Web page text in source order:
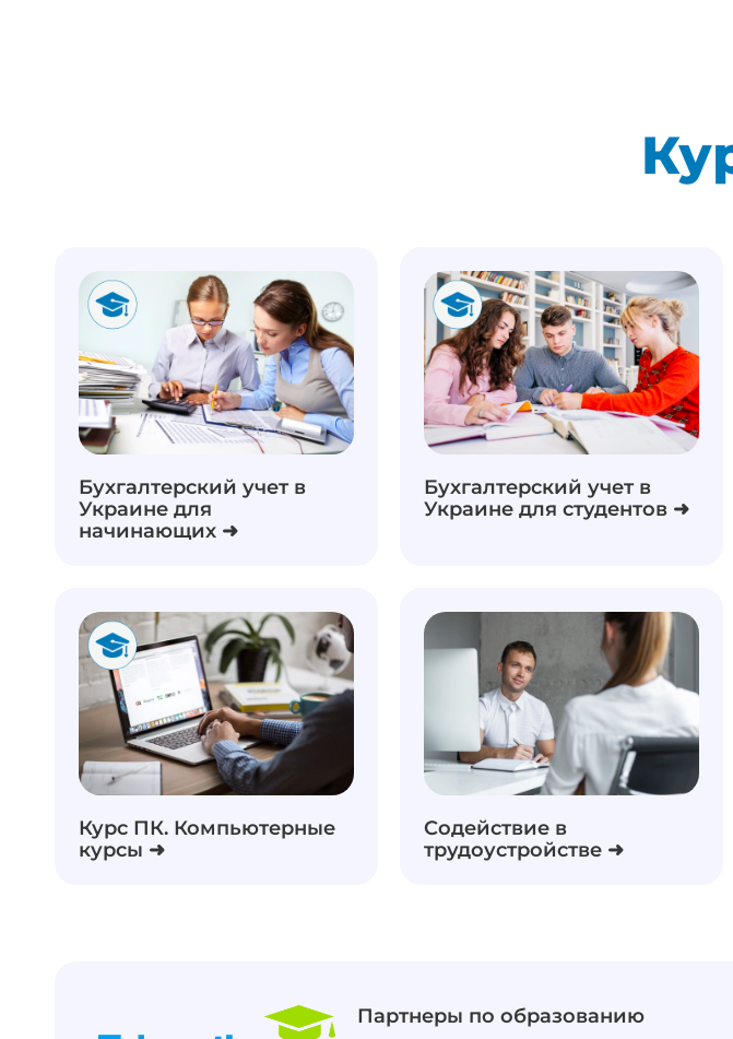
Бухгалтерский учет в
Украине для
начинающих ➜
Бухгалтерский учет в
Украине для студентов ➜
Курс ПК. Компьютерные
курсы ➜
Содействие в
трудоустройстве ➜
Партнеры по образованию